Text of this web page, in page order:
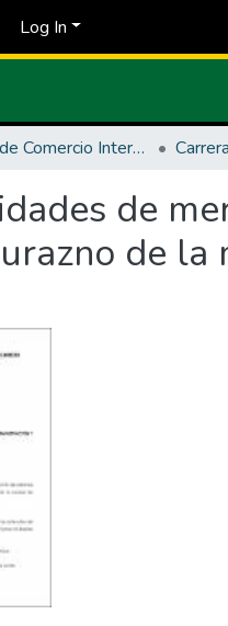
Log In
Facultad de Comercio Internacional, Integración, Administración y Economía Empresarial
de
de la